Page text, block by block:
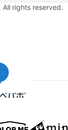
rights reserved.